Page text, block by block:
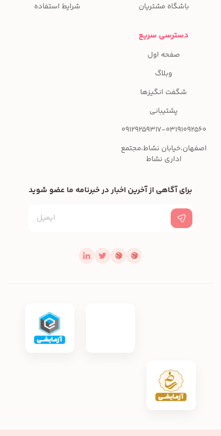
باشگاه مشتریان
شرایط استفاده
دسترسی سریع
صفحه اول
وبلاگ
شگفت انگیزها
پشتیبانی
09129259317-03191092560
اصفهان،خیابان نشاط،مجتمع
اداری نشاط
برای آگاهی از آخرین اخبار در خبرنامه ما عضو شوید